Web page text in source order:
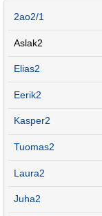
2ao2/1
Aslak2
Elias2
Eerik2
Kasper2
Tuomas2
Laura2
Juha2